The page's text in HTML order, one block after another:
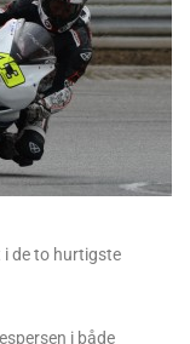
i de to hurtigste
i både